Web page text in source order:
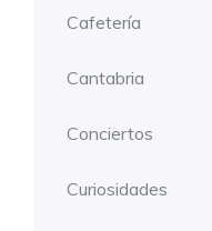
Cafetería
Cantabria
Conciertos
Curiosidades